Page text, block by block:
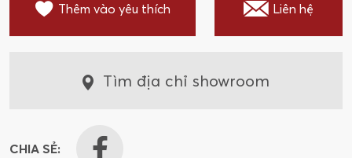
Thêm vào yêu thích Liên hệ
Tìm địa chỉ showroom
CHIA SẺ: